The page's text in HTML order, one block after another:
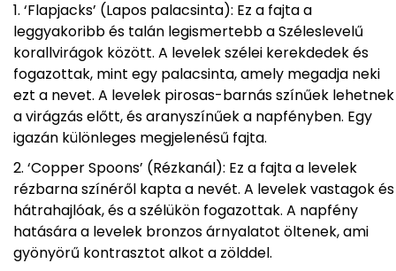
‘Flapjacks’ (Lapos palacsinta): Ez a fajta a
leggyakoribb és talán legismertebb a Széleslevelű
korallvirágok között. A levelek szélei kerekdedek és
fogazottak, mint egy palacsinta, amely megadja neki
ezt a nevet. A levelek pirosas-barnás színűek lehetnek
a virágzás előtt, és aranyszínűek a napfényben. Egy
igazán különleges megjelenésű fajta.
‘Copper Spoons’ (Rézkanál): Ez a fajta a levelek
rézbarna színéről kapta a nevét. A levelek vastagok és
hátrahajlóak, és a szélükön fogazottak. A napfény
hatására a levelek bronzos árnyalatot öltenek, ami
gyönyörű kontrasztot alkot a zölddel.